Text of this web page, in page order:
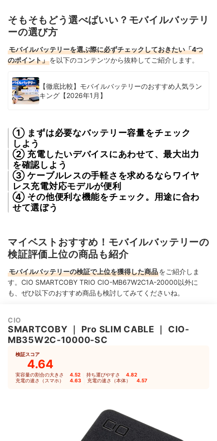
そもそもどう選べばいい？モバイルバッテリ
ーの選び方
モバイルバッテリーを選ぶ際に必ずチェックしておきたい「4つ
のポイント」を以下のコンテンツから抜粋してご紹介します。
【徹底比較】モバイルバッテリーのおすすめ人気ラン
キング【2026年1月】
① まずは必要なバッテリー容量をチェック
しよう
② 充電したいデバイスにあわせて、最大出力
を確認しよう
③ ケーブルレスの手軽さを求めるならワイヤ
レス充電対応モデルが便利
④ その他便利な機能をチェック。用途に合わ
せて選ぼう
マイベストおすすめ！モバイルバッテリーの
検証評価上位の商品も紹介
モバイルバッテリーの検証で上位を獲得した商品をご紹介しま
す。CIO SMARTCOBY TRIO CIO-MB67W2C1A-20000以外に
も、ぜひ以下のおすすめ商品も検討してみてくださいね。
CIO
SMARTCOBY Pro SLIM CABLE
CIO-
MB35W2C-10000-SC
検証スコア
4.64
実容量の割合の大きさ 4.52 持ち運びやすさ 4.82
充電の速さ（スマホ） 4.63 充電の速さ（本体） 4.57